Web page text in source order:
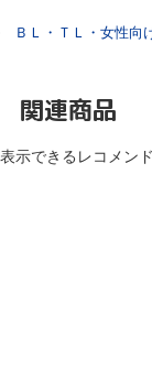
ＢＬ・ＴＬ・女性向
関連商品
表示できるレコメン